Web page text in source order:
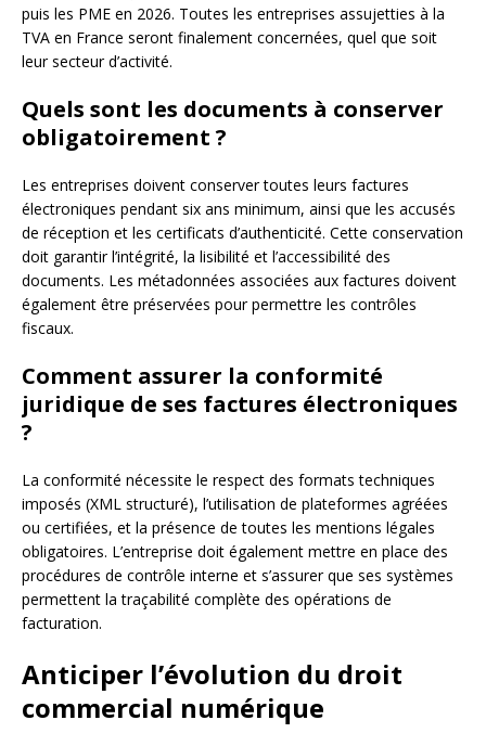
puis les PME en 2026. Toutes les entreprises assujetties à la
TVA en France seront finalement concernées, quel que soit
leur secteur d’activité.
Quels sont les documents à conserver
obligatoirement ?
Les entreprises doivent conserver toutes leurs factures
électroniques pendant six ans minimum, ainsi que les accusés
de réception et les certificats d’authenticité. Cette conservation
doit garantir l’intégrité, la lisibilité et l’accessibilité des
documents. Les métadonnées associées aux factures doivent
également être préservées pour permettre les contrôles
fiscaux.
Comment assurer la conformité
juridique de ses factures électroniques
?
La conformité nécessite le respect des formats techniques
imposés (XML structuré), l’utilisation de plateformes agréées
ou certifiées, et la présence de toutes les mentions légales
obligatoires. L’entreprise doit également mettre en place des
procédures de contrôle interne et s’assurer que ses systèmes
permettent la traçabilité complète des opérations de
facturation.
Anticiper l’évolution du droit
commercial numérique